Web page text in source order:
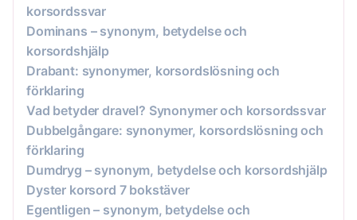
korsordssvar
Dominans – synonym, betydelse och
korsordshjälp
Drabant: synonymer, korsordslösning och
förklaring
Vad betyder dravel? Synonymer och korsordssvar
Dubbelgångare: synonymer, korsordslösning och
förklaring
Dumdryg – synonym, betydelse och korsordshjälp
Dyster korsord 7 bokstäver
Egentligen – synonym, betydelse och